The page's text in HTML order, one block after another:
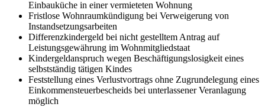
Einbauküche in einer vermieteten Wohnung
Fristlose Wohnraumkündigung bei Verweigerung von
Instandsetzungsarbeiten
Differenzkindergeld bei nicht gestelltem Antrag auf
Leistungsgewährung im Wohnmitgliedstaat
Kindergeldanspruch wegen Beschäftigungslosigkeit eines
selbstständig tätigen Kindes
Feststellung eines Verlustvortrags ohne Zugrundelegung eines
Einkommensteuerbescheids bei unterlassener Veranlagung
möglich